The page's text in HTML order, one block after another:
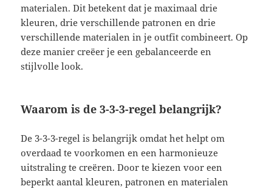
materialen. Dit betekent dat je maximaal drie
kleuren, drie verschillende patronen en drie
verschillende materialen in je outfit combineert. Op
deze manier creëer je een gebalanceerde en
stijlvolle look.
Waarom is de 3-3-3-regel belangrijk?
De 3-3-3-regel is belangrijk omdat het helpt om
overdaad te voorkomen en een harmonieuze
uitstraling te creëren. Door te kiezen voor een
beperkt aantal kleuren, patronen en materialen